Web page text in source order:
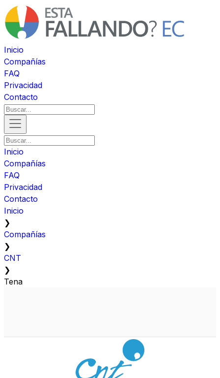
Inicio
Compañías
FAQ
Privacidad
Contacto
Inicio
Compañías
FAQ
Privacidad
Contacto
Inicio
❯
Compañías
❯
CNT
❯
Tena